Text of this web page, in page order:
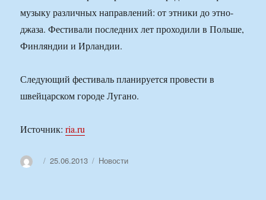
музыку различных направлений: от этники до этно-
джаза. Фестивали последних лет проходили в Польше,
Финляндии и Ирландии.
Следующий фестиваль планируется провести в
швейцарском городе Лугано.
Источник:ria.ru
АвторОпубликовано
25.06.2013 Рубрики
Новости